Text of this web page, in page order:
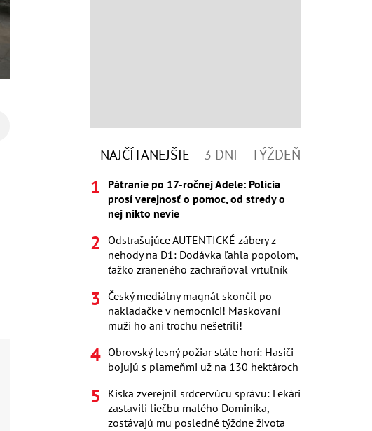
NAJČÍTANEJŠIE 3 DNI TÝŽDEŇ
Pátranie po 17-ročnej Adele: Polícia
prosí verejnosť o pomoc, od stredy o
nej nikto nevie
Odstrašujúce AUTENTICKÉ zábery z
nehody na D1: Dodávka ľahla popolom,
ťažko zraneného zachraňoval vrtuľník
Český mediálny magnát skončil po
nakladačke v nemocnici! Maskovaní
muži ho ani trochu nešetrili!
Obrovský lesný požiar stále horí: Hasiči
bojujú s plameňmi už na 130 hektároch
Kiska zverejnil srdcervúcu správu: Lekári
zastavili liečbu malého Dominika,
zostávajú mu posledné týždne života